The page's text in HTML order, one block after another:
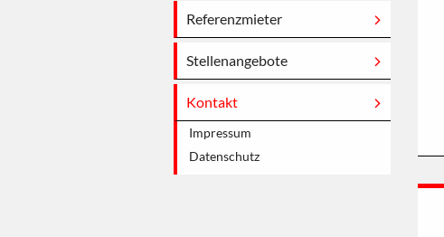
Referenzmieter
Stellenangebote
Kontakt
Impressum
Datenschutz